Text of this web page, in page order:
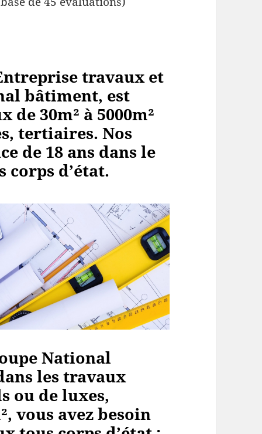
travaux et
bâtiment, est
30m² à 5000m²
tertiaires. Nos
de 18 ans dans le
corps d’état.
National
les travaux
ou de luxes,
vous avez besoin